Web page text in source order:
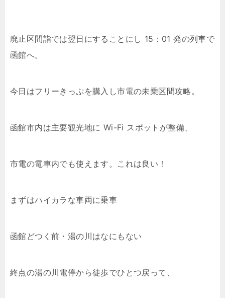
廃止区間詣では翌日にすることにし 15：01 発の列車で
函館へ。
今日はフリーきっぷを購入し市電の未乗区間攻略。
函館市内は主要観光地に Wi-Fi スポットが整備、
市電の電車内でも使えます。これは良い！
まずはハイカラな車両に乗車
函館どつく前・湯の川はなにもない
終点の湯の川電停から徒歩でひとつ戻って、